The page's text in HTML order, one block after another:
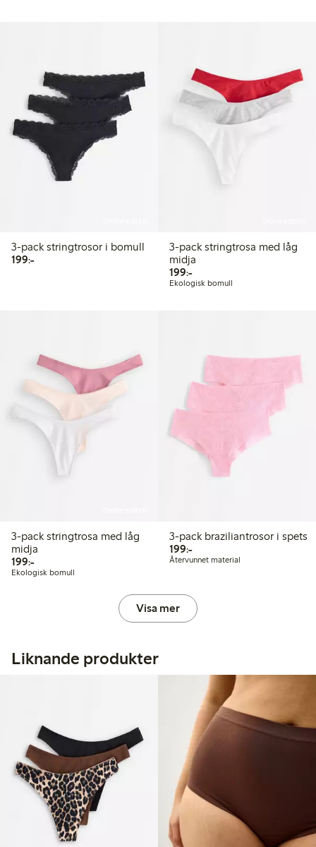
3-pack stringtrosor i bomull
199:-199,00 kr
3-pack stringtrosa med låg
midja
199:-199,00 kr
Ekologisk bomull
3-pack stringtrosa med låg
midja
199:-199,00 kr
Ekologisk bomull
3-pack braziliantrosor i spets
199:-199,00 kr
Återvunnet material
Visa mer
Liknande produkter